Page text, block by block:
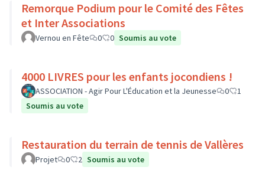
Remorque Podium pour le Comité des Fêtes
et Inter Associations
Vernou en Fête 0 0 Soumis au vote
4000 LIVRES pour les enfants jocondiens !
ASSOCIATION - Agir Pour L'Éducation et la Jeunesse 0
1
Soumis au vote
Restauration du terrain de tennis de Vallères
Projet 0 2 Soumis au vote